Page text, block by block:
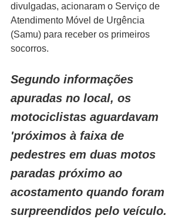
divulgadas, acionaram o Serviço de
Atendimento Móvel de Urgência
(Samu) para receber os primeiros
socorros.
Segundo informações
apuradas no local, os
motociclistas aguardavam
'próximos à faixa de
pedestres em duas motos
paradas próximo ao
acostamento quando foram
surpreendidos pelo veículo.